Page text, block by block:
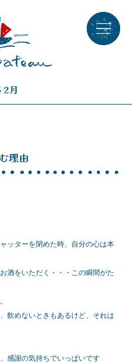
2月
理由
ッターを閉めた時、自分の心は本
酒をいただく・・・この瞬間がた
飲めないときもあるけど、それは
感謝の気持ちでいっぱいです